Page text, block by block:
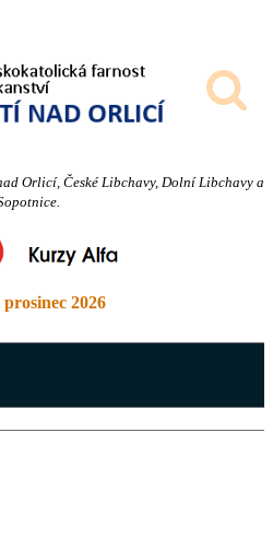
Orlicí, České Libchavy, Dolní Libchavy a
2026